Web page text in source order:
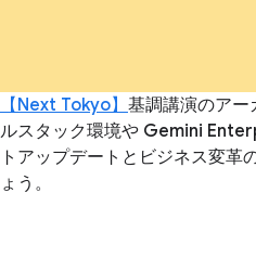
【Next Tokyo】 基調講演のアー
ルスタック環境や Gemini
トアップデートとビジネス変革
ょう。